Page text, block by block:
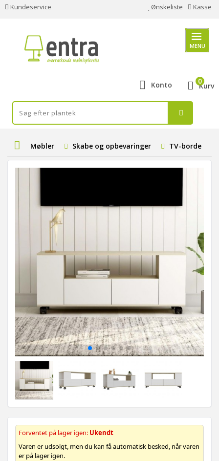
Kundeservice Ønskeliste Kasse
MENU
Konto Kurv
0
Møbler Skabe og opbevaringer TV-borde
Forventet på lager igen: Ukendt
Varen er udsolgt, men du kan få automatisk besked, når varen
er på lager igen.